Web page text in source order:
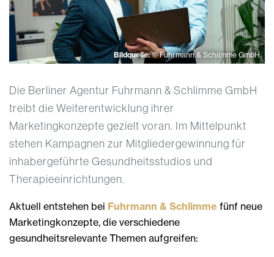
Bildquelle:© Fuhrmann & Schlimme GmbH
Die Berliner Agentur Fuhrmann & Schlimme GmbH
treibt die Weiterentwicklung ihrer
Marketingkonzepte gezielt voran. Im Mittelpunkt
stehen Kampagnen zur Mitgliedergewinnung für
inhabergeführte Gesundheitsstudios und
Therapieeinrichtungen.
Aktuell entstehen bei Fuhrmann & Schlimme fünf neue
Marketingkonzepte, die verschiedene
gesundheitsrelevante Themen aufgreifen: